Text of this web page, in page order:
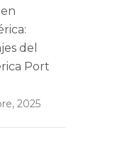
del
Port
2025